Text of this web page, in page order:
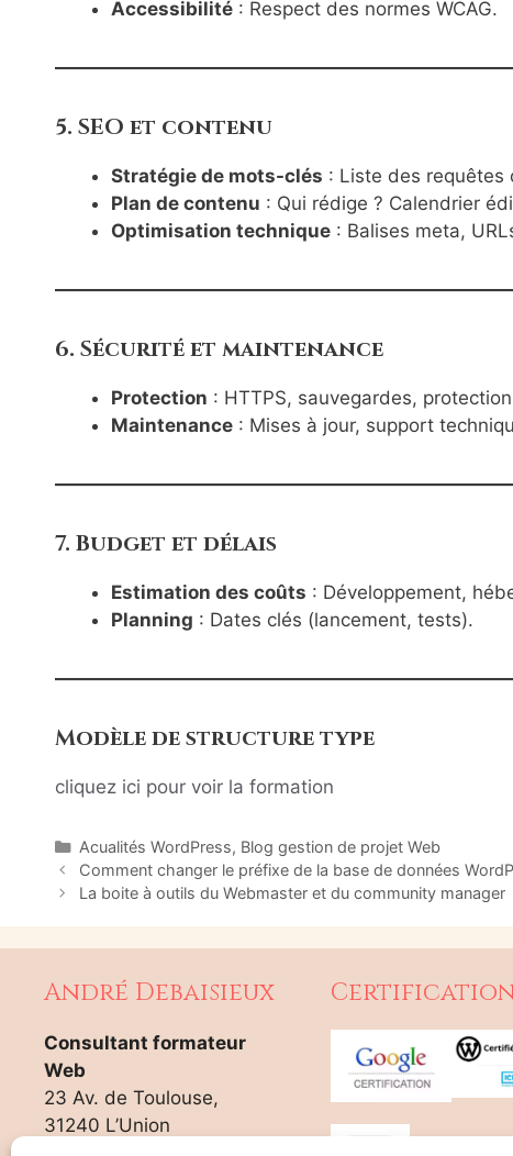
Accessibilité : Respect des normes WCAG.
5. SEO et contenu
Stratégie de mots-clés : Liste des requêtes
Plan de contenu : Qui rédige ? Calendrier
Optimisation technique : Balises meta,
6. Sécurité et maintenance
Protection : HTTPS, sauvegardes,
Maintenance : Mises à jour, support
7. Budget et délais
Estimation des coûts : Développement,
Planning : Dates clés (lancement, tests).
Modèle de structure type
cliquez ici pour voir la formation
Catégories
Acualités WordPress, Blog gestion de projet Web
Comment changer le préfixe de la base de données
La boite à outils du Webmaster et du community manager
André Debaisieux
Consultant formateur
Web
23 Av. de Toulouse,
31240 L’Union